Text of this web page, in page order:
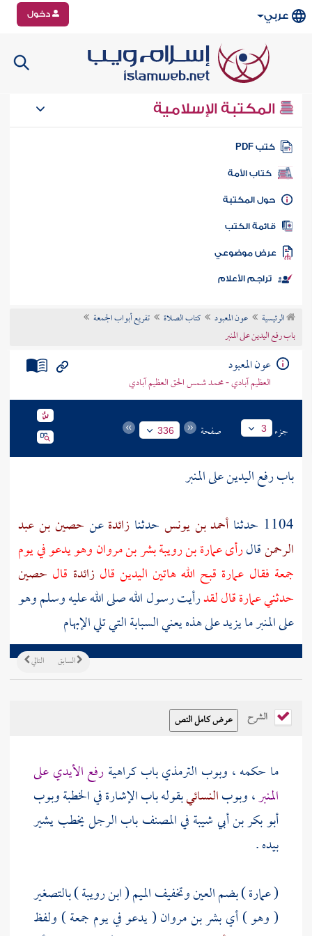
عربي دخول
المكتبة الإسلامية
كتب PDF
كتاب الأمة
المكتبة
الكتب
موضوعي
تراجم الأعلام
الرئيسية عون المعبود كتاب الصلاة
تفريع أبواب الجمعة
باب رفع اليدين على المنبر
عون المعبود
العظيم آبادي - محمد شمس الحق العظيم آبادي
جزء 3 صفحة 336
باب رفع اليدين على المنبر
1104 حدثنا
أحمد بن يونس حدثنا زائدةعن حصين بن عبد
الرحمنقالرأىعمارة بن رويبةبشر بن مروانوهو يدعو في يوم
جمعة فقال عمارة قبح الله هاتين اليدين قالزائدة قال حصين
حدثنيعمارةقال لقدرأيت رسول الله صلى الله عليه وسلم وهو
على المنبر ما يزيد على هذه يعني السبابة التي تلي الإبهام
التالي السابق
الشرح
ما حكمه ، وبوب الترمذيباب كراهيةرفع الأيدي على
المنبر، وبوبالنسائيبقوله باب الإشارة في الخطبة وبوب
أبو بكر بن أبي شيبةفي المصنف باب الرجل يخطب يشير
بيده .
(عمارة) بضم العين وتخفيف الميم ( ابن رويبة ) بالتصغير
( وهو ) أيبشر بن مروان( يدعو في يوم جمعة ) ولفظ